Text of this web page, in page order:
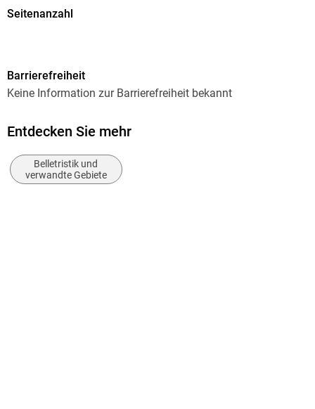
Seitenanzahl
Thiele Matthias
Übersetzung
Phänomen
Produktart
Barrierefreiheit
Keine Information zur Barrierefreiheit bekannt
Entdecken Sie mehr
Belletristik und
verwandte Gebiete